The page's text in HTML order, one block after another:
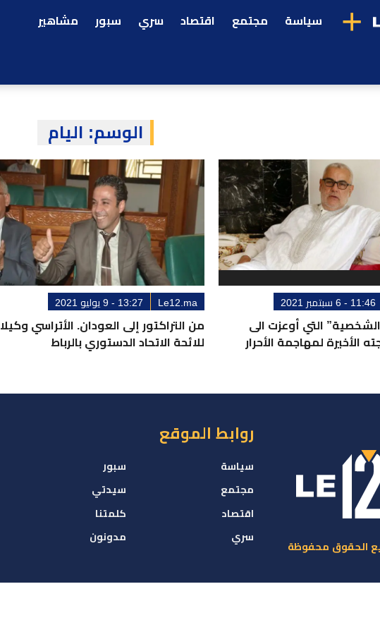
+ سياسة مجتمع اقتصاد سري سبور مشاهير
الوسم: اليام
11:46 - 6 سبتمبر 2021
التي أوعزت الى
الأخيرة لمهاجمة الأحرار
Le12.ma 13:27 - 9 يوليو 2021
من التراكتور إلى العودان. الأتراسي وكيلا
للائحة الاتحاد الدستوري بالرباط
روابط الموقع
سياسة
مجتمع
اقتصاد
سري
سبور
سيدتي
كلمتنا
مدونون